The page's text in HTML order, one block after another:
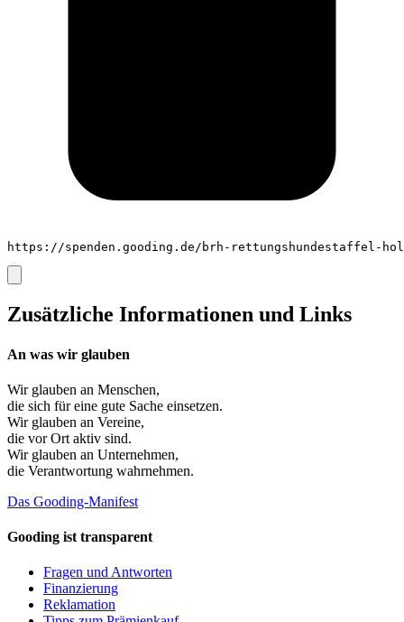
https://spenden.gooding.de/brh-rettungshundestaffel-
Zusätzliche Informationen und Links
An was wir glauben
Wir glauben an Menschen,
die sich für eine gute Sache einsetzen.
Wir glauben an Vereine,
die vor Ort aktiv sind.
Wir glauben an Unternehmen,
die Verantwortung wahrnehmen.
Das Gooding-Manifest
Gooding ist transparent
Fragen und Antworten
Finanzierung
Reklamation